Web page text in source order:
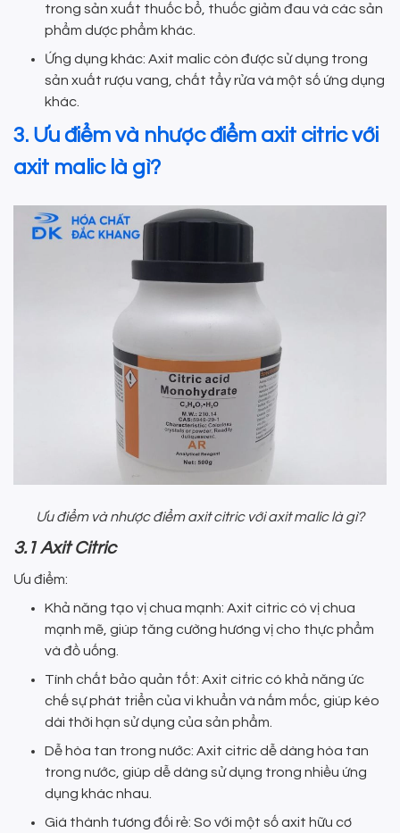
trong sản xuất thuốc bổ, thuốc giảm đau và các sản
phẩm dược phẩm khác.
Ứng dụng khác: Axit malic còn được sử dụng trong
sản xuất rượu vang, chất tẩy rửa và một số ứng dụng
khác.
3. Ưu điểm và nhược điểm axit citric với
axit malic là gì?
Ưu điểm và nhược điểm axit citric với axit malic là gì?
3.1 Axit Citric
Ưu điểm:
Khả năng tạo vị chua mạnh: Axit citric có vị chua
mạnh mẽ, giúp tăng cường hương vị cho thực phẩm
và đồ uống.
Tính chất bảo quản tốt: Axit citric có khả năng ức
chế sự phát triển của vi khuẩn và nấm mốc, giúp kéo
dài thời hạn sử dụng của sản phẩm.
Dễ hòa tan trong nước: Axit citric dễ dàng hòa tan
trong nước, giúp dễ dàng sử dụng trong nhiều ứng
dụng khác nhau.
Giá thành tương đối rẻ: So với một số axit hữu cơ